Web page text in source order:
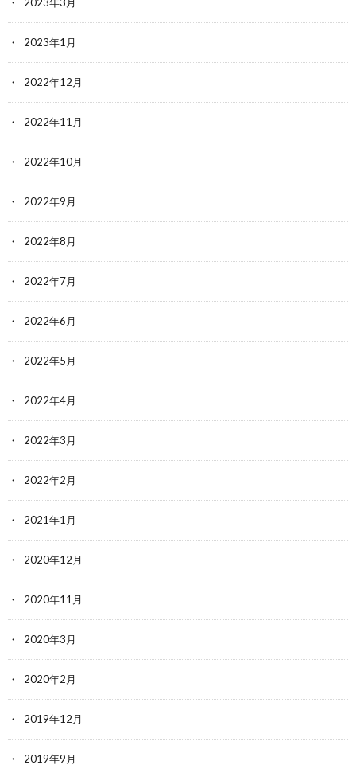
2023年1月
2022年12月
2022年11月
2022年10月
2022年9月
2022年8月
2022年7月
2022年6月
2022年5月
2022年4月
2022年3月
2022年2月
2021年1月
2020年12月
2020年11月
2020年3月
2020年2月
2019年12月
2019年9月